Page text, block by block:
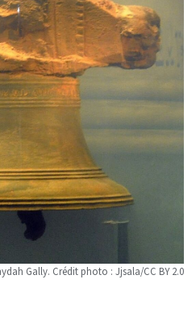
Gally. Crédit photo : Jjsala/CC BY 2.0